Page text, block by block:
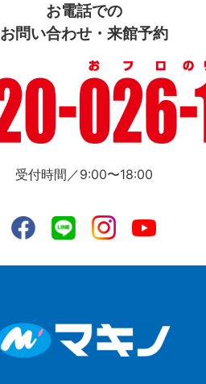
お電話での
お問い合わせ・来館予約
受付時間／9:00〜18:00